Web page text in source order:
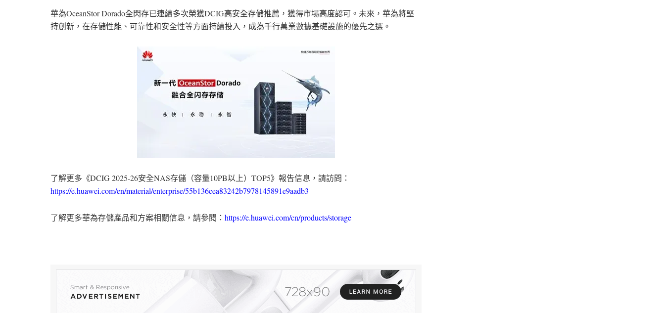
華為OceanStor Dorado全閃存已連續多次榮獲DCIG高安全存儲推薦，獲得市場高度認可。未來，華為將堅
持創新，在存儲性能、可靠性和安全性等方面持續投入，成為千行萬業數據基礎設施的優先之選。
了解更多《DCIG 2025-26安全NAS存儲（容量10PB以上）TOP5》報告信息，請訪問：
https://e.huawei.com/en/material/enterprise/55b136cea83242b7978145891e9aadb3
了解更多華為存儲產品和方案相關信息，請參閱： https://e.huawei.com/cn/products/storage